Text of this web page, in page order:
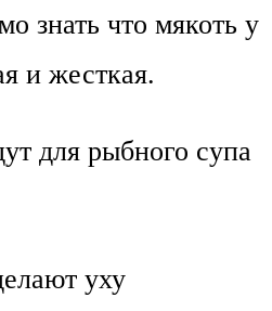
знать что мякоть у
и жесткая.
для рыбного супа
уху